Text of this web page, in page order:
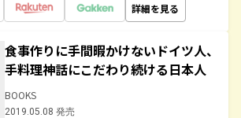
詳細を見る
食事作りに手間暇かけないドイツ人、
手料理神話にこだわり続ける日本人
BOOKS
2019.05.08 発売